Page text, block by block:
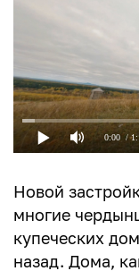
0:00 /
Новой
многие
купеческих
назад. Дома,